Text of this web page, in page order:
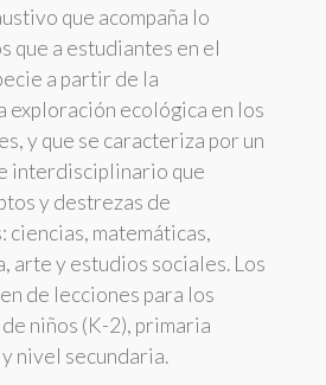
que acompaña lo
que a estudiantes en el
a partir de la
exploración ecológica en los
y que se caracteriza por un
interdisciplinario que
y destrezas de
matemáticas,
arte y estudios sociales. Los
de lecciones para los
niños (K-2), primaria
nivel secundaria.